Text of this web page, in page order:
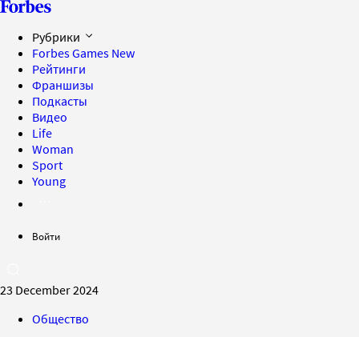
Рубрики
Forbes Games New
Рейтинги
Франшизы
Подкасты
Видео
Life
Woman
Sport
Young
Войти
23 December 2024
Общество